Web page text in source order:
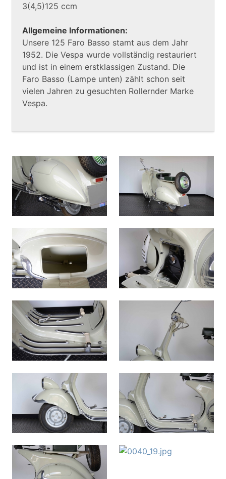
3(4,5)125 ccm
Allgemeine Informationen:
Unsere 125 Faro Basso stamt aus dem Jahr
1952. Die Vespa wurde vollständig restauriert
und ist in einem erstklassigen Zustand. Die
Faro Basso (Lampe unten) zählt schon seit
vielen Jahren zu gesuchten Rollernder Marke
Vespa.